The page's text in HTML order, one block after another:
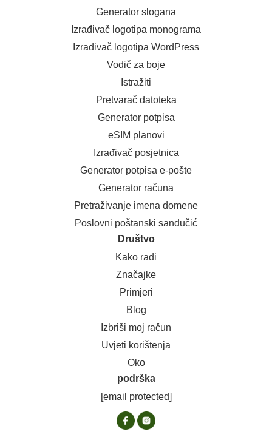
Generator slogana
Izrađivač logotipa monograma
Izrađivač logotipa WordPress
Vodič za boje
Istražiti
Pretvarač datoteka
Generator potpisa
eSIM planovi
Izrađivač posjetnica
Generator potpisa e-pošte
Generator računa
Pretraživanje imena domene
Poslovni poštanski sandučić
Društvo
Kako radi
Značajke
Primjeri
Blog
Izbriši moj račun
Uvjeti korištenja
Oko
podrška
[email protected]